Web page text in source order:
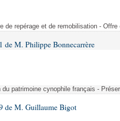
de repérage et de remobilisation -
de M. Philippe Bonnecarrère
patrimoine cynophile français -
de M. Guillaume Bigot